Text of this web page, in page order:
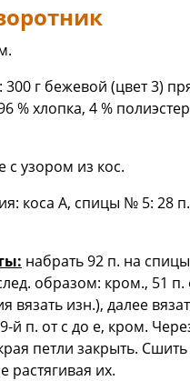
300 г бежевой (цвет 3)
% хлопка, 4 %
с узором из кос.
коса А, спицы № 5: 28
набрать 92 п. на
образом: кром., 51 п.
вязать изн.), далее
й п. от с до е, кром.
петли закрыть.
растягивая их.